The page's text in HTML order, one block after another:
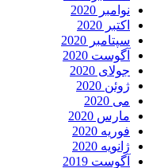
نوامبر 2020
اکتبر 2020
سپتامبر 2020
آگوست 2020
جولای 2020
ژوئن 2020
می 2020
مارس 2020
فوریه 2020
ژانویه 2020
آگوست 2019